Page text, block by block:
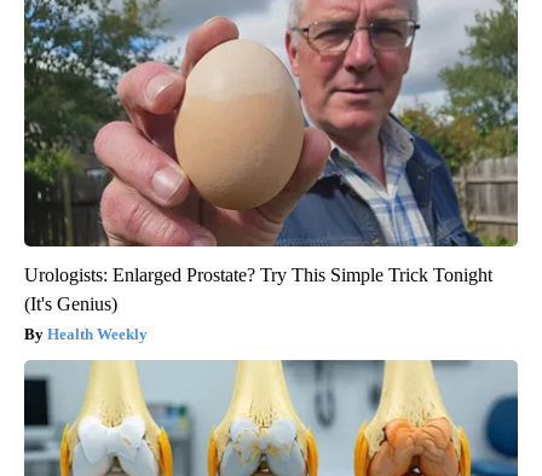
Urologists: Enlarged Prostate? Try This Simple Trick Tonight
(It's Genius)
Health Weekly